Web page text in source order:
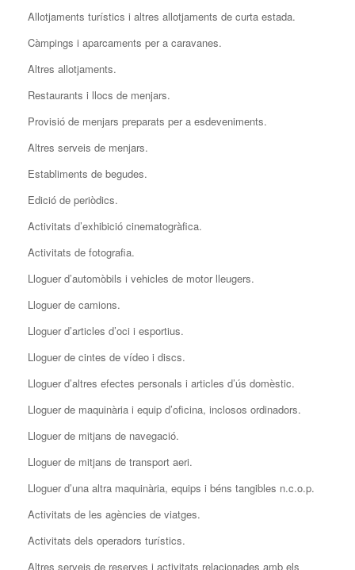
Allotjaments turístics i altres allotjaments de curta estada.
Càmpings i aparcaments per a caravanes.
Altres allotjaments.
Restaurants i llocs de menjars.
Provisió de menjars preparats per a esdeveniments.
Altres serveis de menjars.
Establiments de begudes.
Edició de periòdics.
Activitats d’exhibició cinematogràfica.
Activitats de fotografia.
Lloguer d’automòbils i vehicles de motor lleugers.
Lloguer de camions.
Lloguer d’articles d’oci i esportius.
Lloguer de cintes de vídeo i discs.
Lloguer d’altres efectes personals i articles d’ús domèstic.
Lloguer de maquinària i equip d’oficina, inclosos ordinadors.
Lloguer de mitjans de navegació.
Lloguer de mitjans de transport aeri.
Lloguer d’una altra maquinària, equips i béns tangibles n.c.o.p.
Activitats de les agències de viatges.
Activitats dels operadors turístics.
Altres serveis de reserves i activitats relacionades amb els